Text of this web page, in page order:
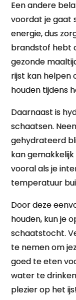
Een andere
voordat je gaat
energie, dus
brandstof hebt
gezonde
rijst kan helpen
houden tijdens
Daarnaast is
schaatsen.
gehydrateerd
kan
vooral als je
temperatuur
Door deze
houden, kun je
schaatstocht.
te nemen om
goed te eten
water te
plezier op het ijs!